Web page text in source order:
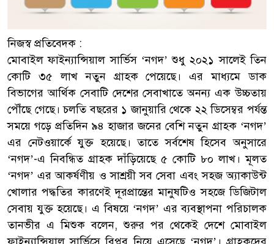
নিজস্ব প্রতিবেদক :
মোবাইল ফাইন্যান্সিয়াল সার্ভিস ‘নগদ’ শুধু ২০২১ সালেই তিন
কোটি ৩৫ লাখ নতুন গ্রাহক পেয়েছে। এর মাধ্যমে ডাক
বিভাগের আর্থিক সেবাটি দেশের সেবাখাতে অনন্য এক উচ্চতায়
পৌঁছে গেছে। চলতি বছরের ১ জানুয়ারি থেকে ২২ ডিসেম্বর পর্যন্ত
সময়ে গড়ে প্রতিদিন ৯৪ হাজার জনের বেশি নতুন গ্রাহক ‘নগদ’
এর নেটওয়ার্কে যুক্ত হয়েছে। তাতে সর্বশেষ হিসেব অনুসারে
‘নগদ’-এ নিবন্ধিত গ্রাহক দাঁড়িয়েছে ৫ কোটি ৮০ লাখ। মূলত
‘নগদ’ এর আকর্ষণীয় ও সাশ্রয়ী সব সেবা এবং সহজ অ্যাকাউন্ট
খোলার পদ্ধতির কারণেই দূরপ্রান্তের মানুষটিও সহজে ডিজিটাল
সেবায় যুক্ত হয়েছে। এ বিষয়ে ‘নগদ’ এর ব্যবস্থাপনা পরিচালক
তানভীর এ মিশুক বলেন, শুরুর পর থেকেই দেশে মোবাইল